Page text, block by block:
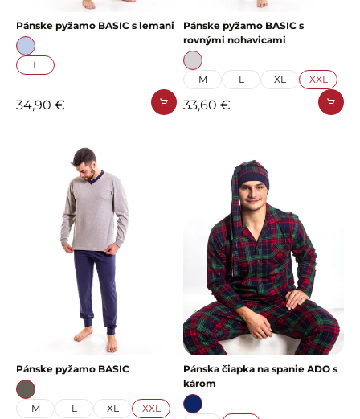
Pánske pyžamo BASIC s lemani
L
34,90 €
Pánske pyžamo BASIC s
rovnými nohavicami
M L XL XXL
33,60 €
Pánske pyžamo BASIC
M L XL XXL
Pánska čiapka na spanie ADO s
károm